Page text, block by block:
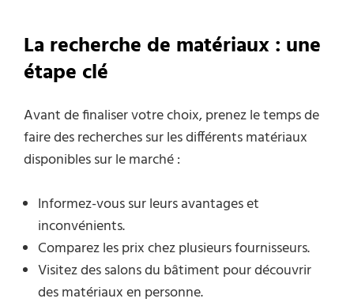
La recherche de matériaux : une
étape clé
Avant de finaliser votre choix, prenez le temps de
faire des recherches sur les différents matériaux
disponibles sur le marché :
Informez-vous sur leurs avantages et
inconvénients.
Comparez les prix chez plusieurs fournisseurs.
Visitez des salons du bâtiment pour découvrir
des matériaux en personne.